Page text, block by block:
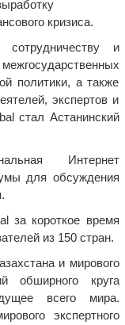
кризиса.
и
политики, а также
экспертов и
стал Астанинский
Интернет
для обсуждения
за короткое время
из 150 стран.
и мирового
обширного круга
всего мира.
экспертного